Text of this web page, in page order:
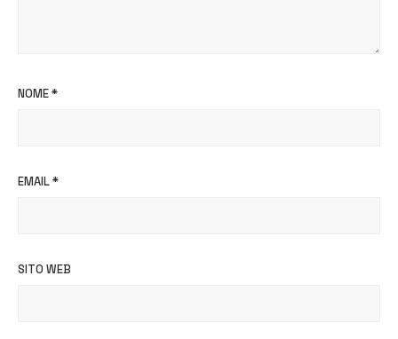
NOME*
EMAIL*
SITO WEB